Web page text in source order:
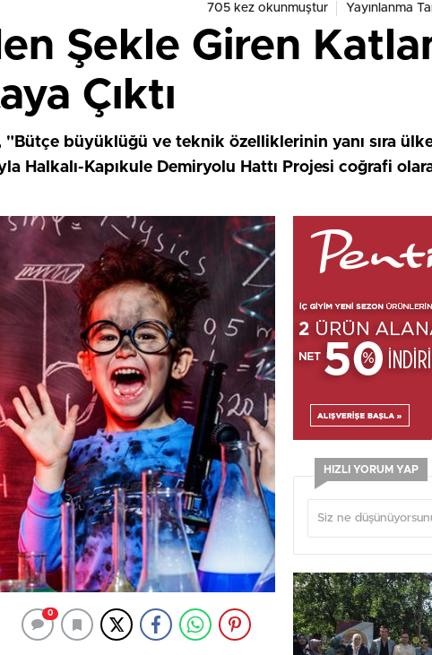
705 kez okunmuştur Yayınlanma
Şekle Giren
Çıktı
"Bütçe büyüklüğü ve teknik özelliklerinin yanı sıra
Halkalı-Kapıkule Demiryolu Hattı Projesi coğrafi
0
HIZLI YORUM YAP